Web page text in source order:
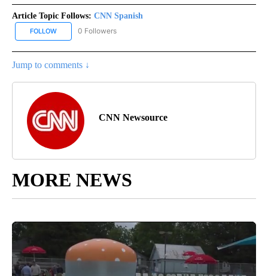
Article Topic Follows: CNN Spanish
FOLLOW FOLLOW "CNN SPANISH" TO RECEIVE NOTIFICATIONS ABOUT
0 Followers
Jump to comments ↓
CNN Newsource
MORE NEWS